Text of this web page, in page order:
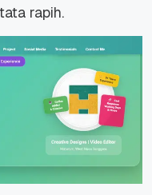
rapih.